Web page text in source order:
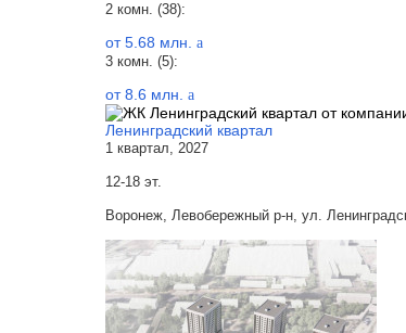
2 комн. (38):
от 5.68 млн. a
3 комн. (5):
от 8.6 млн. a
Ленинградский квартал
1 квартал, 2027
12-18 эт.
Воронеж, Левобережный р-н, ул.